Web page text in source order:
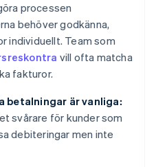
processen
behöver godkänna,
individuellt. Team som
vill ofta matcha
fakturor.
betalningar är vanliga:
svårare för kunder som
debiteringar men inte